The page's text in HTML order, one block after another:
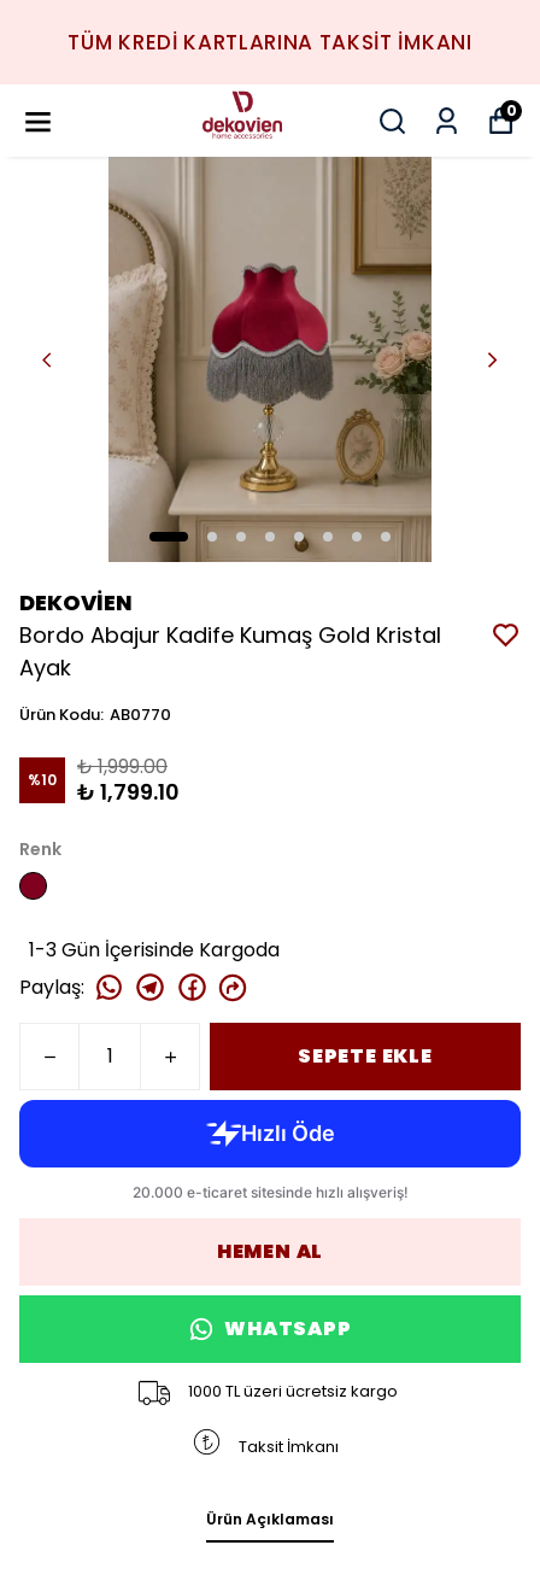
TÜM KREDİ KARTLARINA TAKSİT İMKANI
0
DEKOVİEN
Bordo Abajur Kadife Kumaş Gold Kristal
Ayak
Ürün Kodu: AB0770
%10 ₺ 1,999.00
₺ 1,799.10
Renk
1-3 Gün İçerisinde Kargoda
Paylaş:
SEPETE EKLE
HEMEN AL
WHATSAPP
1000 TL üzeri ücretsiz kargo
Taksit İmkanı
Ürün Açıklaması